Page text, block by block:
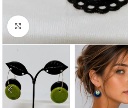
Click to enlarge